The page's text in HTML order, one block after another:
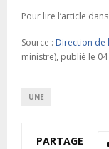
Pour lire l’article
Source : Direction de
ministre), publié le
UNE
PARTAGE